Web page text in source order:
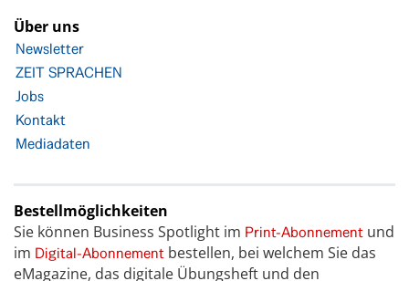
Über uns
Newsletter
ZEIT SPRACHEN
Jobs
Kontakt
Mediadaten
Bestellmöglichkeiten
Sie können Business Spotlight im Print-Abonnement und
im Digital-Abonnement bestellen, bei welchem Sie das
eMagazine, das digitale Übungsheft und den